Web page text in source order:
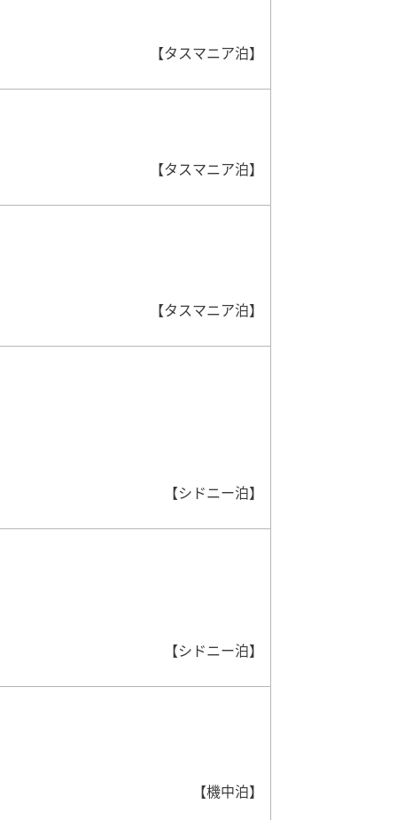
【タスマニア泊】
【タスマニア泊】
【タスマニア泊】
【シドニー泊】
【シドニー泊】
【機中泊】